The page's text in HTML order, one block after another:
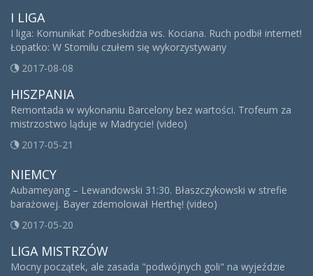
I LIGA
I liga: Komunikat Podbeskidzia ws. Kociana. Ruch podbił internet!
Łopatko: W Stomilu czułem się wykorzystywany
2017-08-08
HISZPANIA
Remontada w wykonaniu Barcelony bez wartości. Trofeum za
mistrzostwo ląduje w Madrycie! (video)
2017-05-21
NIEMCY
Aubameyang – Lewandowski 31:30. Błaszczykowski w strefie
barażowej. Bayer zdemolował Herthę! (video)
2017-05-20
LIGA MISTRZÓW
Mocny początek, ale zasada "podwójnych goli" na wyjeździe